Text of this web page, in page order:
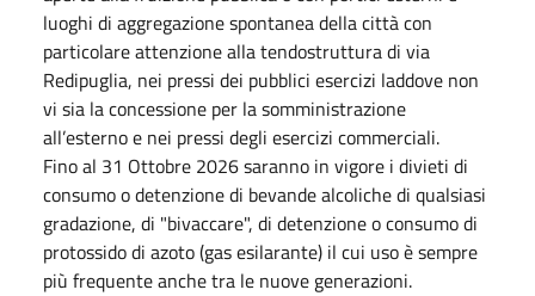
luoghi di aggregazione spontanea della città con
particolare attenzione alla tendostruttura di via
Redipuglia, nei pressi dei pubblici esercizi laddove non
vi sia la concessione per la somministrazione
all’esterno e nei pressi degli esercizi commerciali.
Fino al 31 Ottobre 2026 saranno in vigore i divieti di
consumo o detenzione di bevande alcoliche di qualsiasi
gradazione, di "bivaccare", di detenzione o consumo di
protossido di azoto (gas esilarante) il cui uso è sempre
più frequente anche tra le nuove generazioni.